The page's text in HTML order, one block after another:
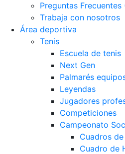
Preguntas Frecuentes
Trabaja con nosotros
Área deportiva
Tenis
Escuela de tenis
Next Gen
Palmarés
Leyendas
Jugadores
Competiciones
Campeonato
Cuadros
Cuadro de